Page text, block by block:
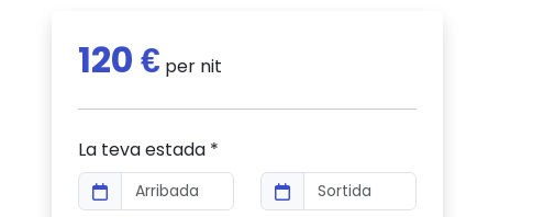
120 € per nit
La teva estada *